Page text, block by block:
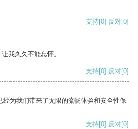
支持[0] 反对[0]
我久久不能忘怀。
支持[0] 反对[0]
经为我们带来了无限的流畅体验和安全性保
支持[0] 反对[0]